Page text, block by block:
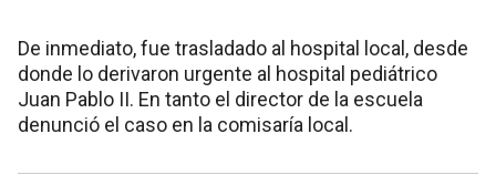
De inmediato, fue trasladado al hospital local, desde
donde lo derivaron urgente al hospital pediátrico
Juan Pablo II. En tanto el director de la escuela
denunció el caso en la comisaría local.